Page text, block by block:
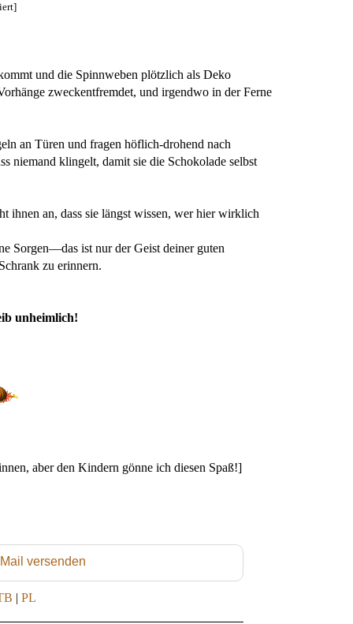
und die Spinnweben plötzlich als Deko
zweckentfremdet, und irgendwo in der Ferne
an Türen und fragen höflich-drohend nach
niemand klingelt, damit sie die Schokolade selbst
ihnen an, dass sie längst wissen, wer hier wirklich
Sorgen—das ist nur der Geist deiner guten
zu erinnern.
unheimlich!
aber den Kindern gönne ich diesen Spaß!]
versenden
| PL